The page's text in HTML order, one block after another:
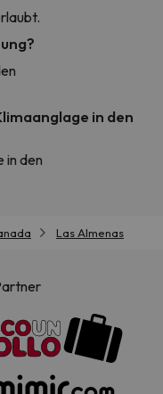
in den
in den
Las Almenas